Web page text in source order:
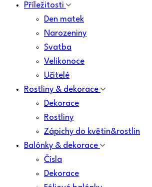
Příležitosti
Den matek
Narozeniny
Svatba
Velikonoce
Učitelé
Rostliny & dekorace
Dekorace
Rostliny
Zápichy do květin&rostlin
Balónky & dekorace
Čísla
Dekorace